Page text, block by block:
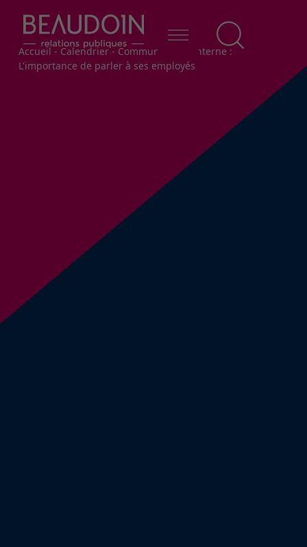
Fil d'Ariane
Accueil-Calendrier-Communication interne :
L'importance de parler à ses employés